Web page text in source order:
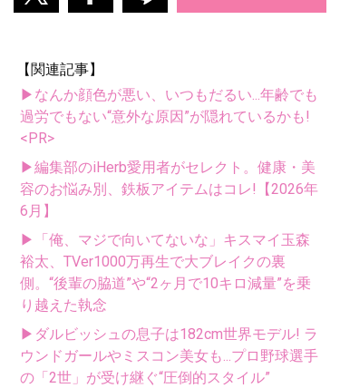
【関連記事】
▶なんか顔色が悪い、いつもだるい...年齢でも
過労でもない“意外な原因”が隠れているかも!
<PR>
▶編集部のiHerb愛用者がセレクト。健康・美
容のお悩み別、鉄板アイテムはコレ!【2026年
6月】
▶「俺、マジで向いてないな」キスマイ玉森
裕太、TVer1000万再生で大ブレイクの裏
側。“後輩の脇道”や“2ヶ月で10キロ減量”を乗
り越えた執念
▶ダルビッシュの息子は182cm世界モデル! ラ
ウンドガールやミスコン美女も...プロ野球選手
の「2世」が受け継ぐ“圧倒的スタイル”